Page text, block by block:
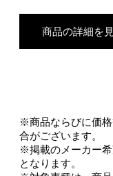
商品の詳細を
※商品ならびに価
合がございます。
※掲載のメーカー
となります。